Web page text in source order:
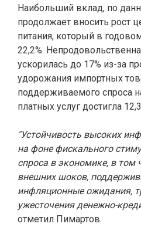
Наибольший вклад, по
продолжает вносить рост
питания, который в
22,2%.
ускорилась до 17% из-за
удорожания импортных
поддерживаемого спроса
платных услуг достигла
"Устойчивость высоких
на фоне фискального
спроса в экономике, в том
внешних шоков,
инфляционные ожидания,
ужесточения денежно-
отметил Пимартов.